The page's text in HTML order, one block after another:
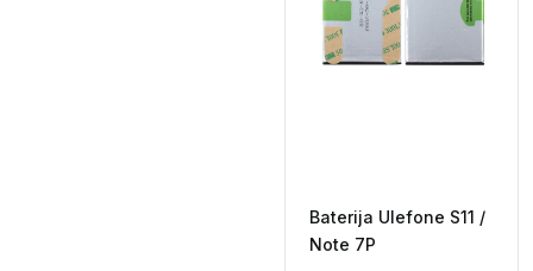
Baterija Ulefone S11 /
Note 7P